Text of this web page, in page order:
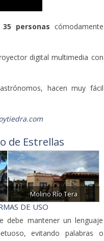
35 personas cómodamente
digital multimedia con
hacen muy fácil
de Estrellas
Molino Río Tera
DE USO
debe mantener un lenguaje
evitando palabras o